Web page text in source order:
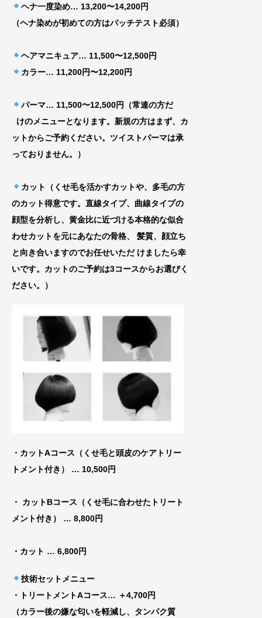
ヘナ一度染め… 13,200〜14,200円
（ヘナ染めが初めての方はパッチテスト必須）
ヘアマニキュア… 11,500〜12,500円
カラー… 11,200円〜12,200円
パーマ… 11,500〜12,500円（常連の方だ
けのメニューとなります。新規の方はまず、カ
ッ トからご予約ください。ツイストパーマは承
っておりません。）
カット（くせ毛を活かすカットや、多毛の方
のカット得意です。直線タイプ、曲線タイプの
顔型を分析し、黄金比に近づける本格的な似合
わせカットを元にあなたの骨格、
髪質、顔立ち
と向き合いますのでお任せいただ けましたら幸
いです。カットのご予約は3コースからお選びく
ださい。）
・カットAコース（くせ毛と頭皮のケアトリー
トメント付き） … 10,500円
・ カットBコース（くせ毛に合わせたトリート
メント付き）
… 8,800円
・カット … 6,800円
技術セットメニュー
・トリートメントAコース… ＋4,700円
（カラー後の嫌な匂いを軽減し、タンパク質